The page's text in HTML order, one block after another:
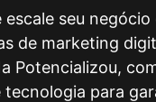
escale seu
de marketing
Potencializou,
tecnologia para